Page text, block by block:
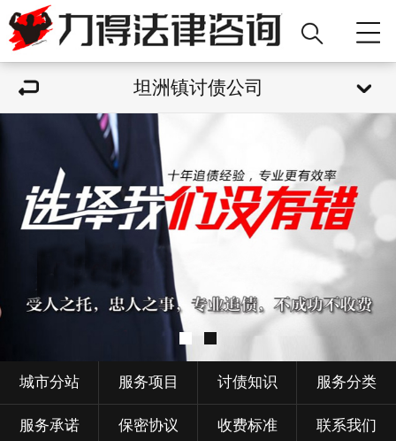
坦洲镇讨债公司
城市分站 服务项目 讨债知识 服务分类
服务承诺 保密协议 收费标准 联系我们